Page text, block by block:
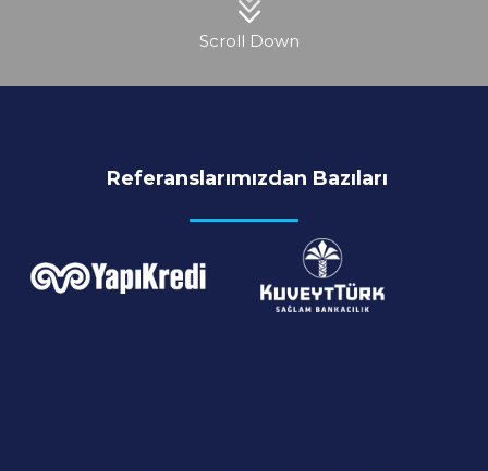
Scroll Down
Referanslarımızdan Bazıları